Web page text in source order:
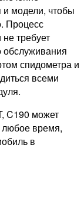
и модели, чтобы
Процесс
требует
обслуживания
спидометра и
всеми
C190 может
любое время,
в